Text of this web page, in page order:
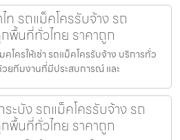
รถแม็คโครรับจ้าง รถ
กพื้นที่ทั่วไทย ราคาถูก
โครให้เช่า รถแม็คโครรับจ้าง บริการทั่ว
วยทีมงานที่มีประสบการณ์ และ
ะบัง รถแม็คโครรับจ้าง รถ
กพื้นที่ทั่วไทย ราคาถูก